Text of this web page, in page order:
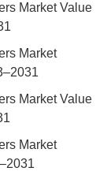
Market Value
Market
Market Value
Market